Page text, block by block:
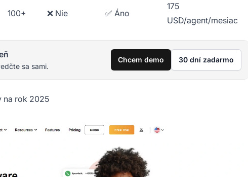
100+ ❌ Nie ✅ Áno
175
USD/agent/mesiac
sa sami.
Chcem demo 30 dní zadarmo
na rok 2025